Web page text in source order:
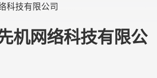
机网络科技有限公